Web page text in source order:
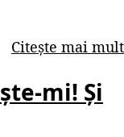
Citește mai mult
mi! Și